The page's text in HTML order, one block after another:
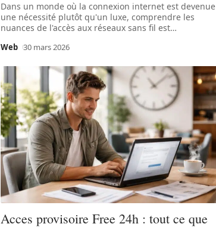
Dans un monde où la connexion internet est devenue
une nécessité plutôt qu'un luxe, comprendre les
nuances de l'accès aux réseaux sans fil est…
Web 30 mars 2026
Acces provisoire Free 24h : tout ce que